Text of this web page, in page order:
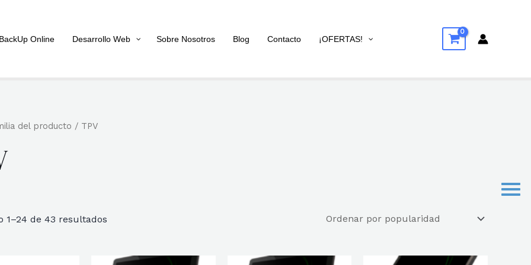
BackUp Online Desarrollo Web Sobre Nosotros Blog Contacto ¡OFERTAS!
del producto / TPV
1–24 de 43 resultados